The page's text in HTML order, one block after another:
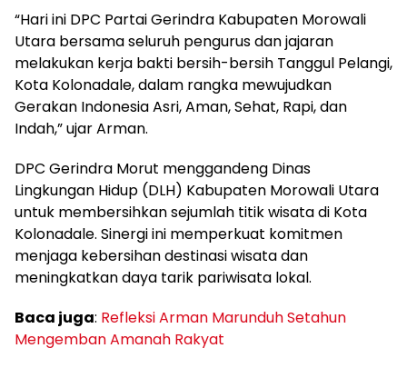
“Hari ini DPC Partai Gerindra Kabupaten Morowali
Utara bersama seluruh pengurus dan jajaran
melakukan kerja bakti bersih-bersih Tanggul Pelangi,
Kota Kolonadale, dalam rangka mewujudkan
Gerakan Indonesia Asri, Aman, Sehat, Rapi, dan
Indah,” ujar Arman.
DPC Gerindra Morut menggandeng Dinas
Lingkungan Hidup (DLH) Kabupaten Morowali Utara
untuk membersihkan sejumlah titik wisata di Kota
Kolonadale. Sinergi ini memperkuat komitmen
menjaga kebersihan destinasi wisata dan
meningkatkan daya tarik pariwisata lokal.
Baca juga: Refleksi Arman Marunduh Setahun
Mengemban Amanah Rakyat